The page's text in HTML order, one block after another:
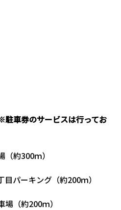
車券のサービスは行ってお
約300ｍ）
パーキング（約200ｍ）
（約200ｍ）